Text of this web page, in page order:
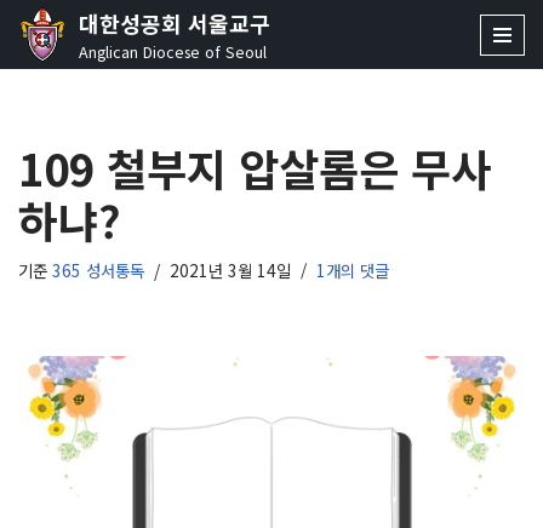
콘
로
건
너
뛰
기
대한성공회 서울교구
Anglican Diocese of Seoul
109 철부지 압살롬은 무사
하냐?
기준 365 성서통독 2021년 3월 14일 1개의 댓글